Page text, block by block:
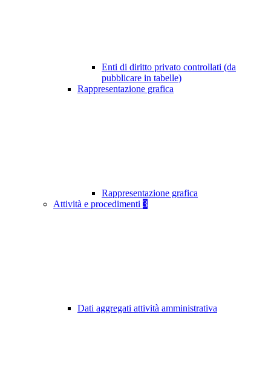
Enti di diritto privato controllati (da
pubblicare in tabelle)
Rappresentazione grafica
Rappresentazione grafica
Attività e procedimenti 3
Dati aggregati attività amministrativa